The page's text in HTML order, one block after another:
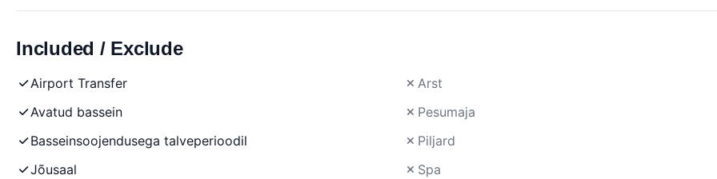
Included / Exclude
Airport Transfer
Avatud bassein
Basseinsoojendusega talveperioodil
Jõusaal
Arst
Pesumaja
Piljard
Spa